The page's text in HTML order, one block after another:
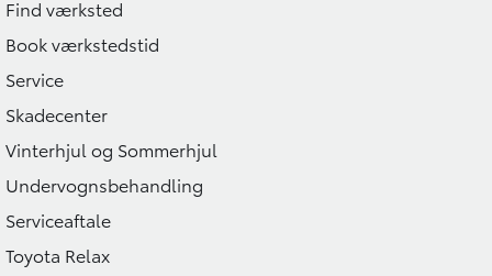
Find værksted
Book værkstedstid
Service
Skadecenter
Vinterhjul og Sommerhjul
Undervognsbehandling
Serviceaftale
Toyota Relax